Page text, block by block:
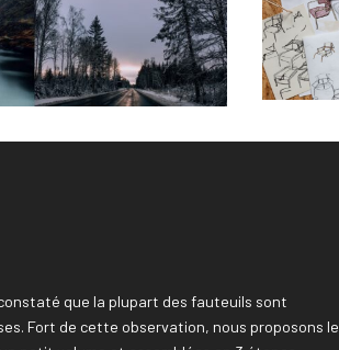
que la plupart des fauteuils sont
Fort de cette observation, nous proposons le